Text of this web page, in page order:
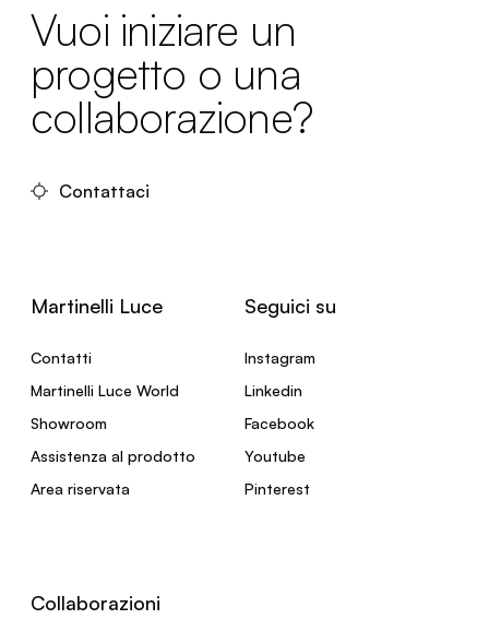
Vuoi iniziare un
progetto o una
collaborazione?
Contattaci
Martinelli Luce
Contatti
Martinelli Luce World
Showroom
Assistenza al prodotto
Area riservata
Seguici su
Instagram
Linkedin
Facebook
Youtube
Pinterest
Collaborazioni